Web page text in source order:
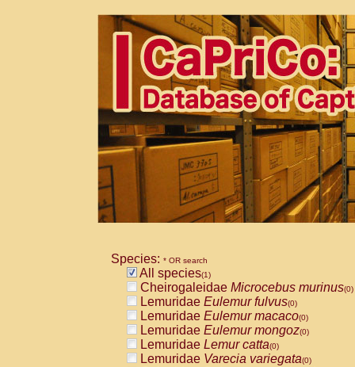
Species: * OR search
All species(1)
Cheirogaleidae Microcebus murinus(0)
Lemuridae Eulemur fulvus(0)
Lemuridae Eulemur macaco(0)
Lemuridae Eulemur mongoz(0)
Lemuridae Lemur catta(0)
Lemuridae Varecia variegata(0)